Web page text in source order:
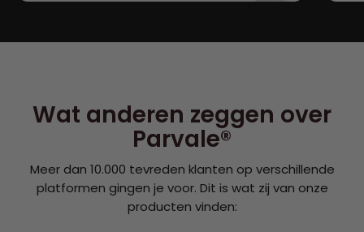
Wat anderen zeggen over
Parvale®
Meer dan 10.000 tevreden klanten op verschillende
platformen gingen je voor. Dit is wat zij van onze
producten vinden: